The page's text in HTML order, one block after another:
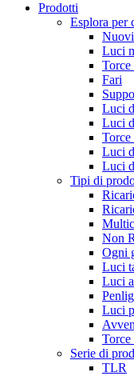
Prodotti
Esplora per
Luci
Fari
Luci
Luci
Torce
Luci
Luci
Tipi di
Non
Ogni
Luci
Luci
Luci
Torce
Serie di
TLR